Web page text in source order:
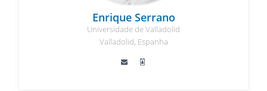
Enrique Serrano
Universidade de Valladolid
Valladolid, Espanha